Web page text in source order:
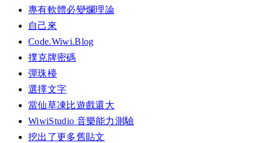
專有軟體必變爛理論
自己來
Code.Wiwi.Blog
撲克牌密碼
彈珠檯
選擇文字
當仙草凍比遊戲還大
WiwiStudio 音樂能力測驗
挖出了更多舊貼文